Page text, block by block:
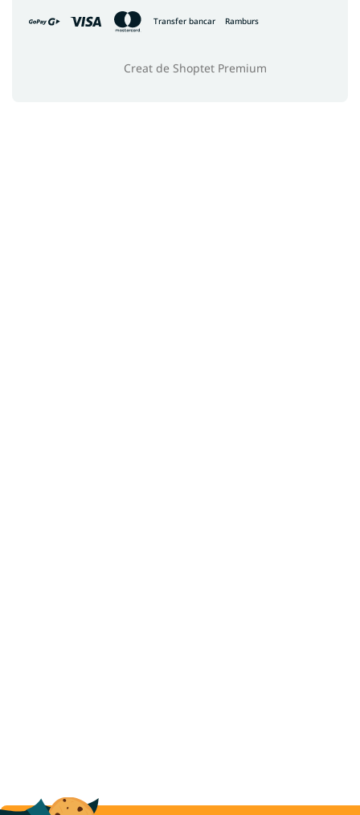
Transfer bancar Ramburs
Creat de Shoptet Premium